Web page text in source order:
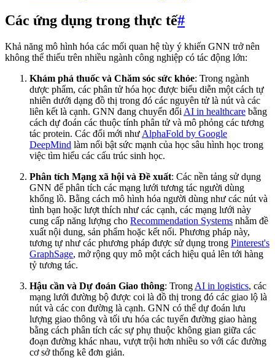
Các ứng dụng trong thực tế#
Khả năng mô hình hóa các mối quan hệ tùy ý khiến GNN trở nên
không thể thiếu trên nhiều ngành công nghiệp có tác động lớn:
Khám phá thuốc và Chăm sóc sức khỏe: Trong ngành
dược phẩm, các phân tử hóa học được biểu diễn một cách tự
nhiên dưới dạng đồ thị trong đó các nguyên tử là nút và các
liên kết là cạnh. GNN đang chuyển đổi AI in healthcare bằng
cách dự đoán các thuộc tính phân tử và mô phỏng các tương
tác protein. Các đổi mới như AlphaFold by Google
DeepMind làm nổi bật sức mạnh của học sâu hình học trong
việc tìm hiểu các cấu trúc sinh học.
Phân tích Mạng xã hội và Đề xuất: Các nền tảng sử dụng
GNN để phân tích các mạng lưới tương tác người dùng
khổng lồ. Bằng cách mô hình hóa người dùng như các nút và
tình bạn hoặc lượt thích như các cạnh, các mạng lưới này
cung cấp năng lượng cho Recommendation Systems nhằm đề
xuất nội dung, sản phẩm hoặc kết nối. Phương pháp này,
tương tự như các phương pháp được sử dụng trong Pinterest's
GraphSage, mở rộng quy mô một cách hiệu quả lên tới hàng
tỷ tương tác.
Hậu cần và Dự đoán Giao thông: Trong AI in logistics, các
mạng lưới đường bộ được coi là đồ thị trong đó các giao lộ là
nút và các con đường là cạnh. GNN có thể dự đoán lưu
lượng giao thông và tối ưu hóa các tuyến đường giao hàng
bằng cách phân tích các sự phụ thuộc không gian giữa các
đoạn đường khác nhau, vượt trội hơn nhiều so với các đường
cơ sở thống kê đơn giản.